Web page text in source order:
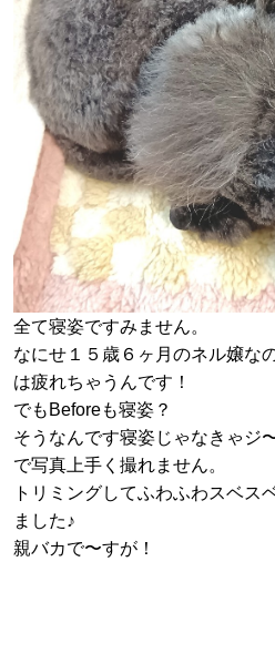
全て寝姿ですみません。
なにせ１５歳６ヶ月のネル嬢な
は疲れちゃうんです！
でもBeforeも寝姿？
そうなんです寝姿じゃなきゃジ
で写真上手く撮れません。
トリミングしてふわふわスベス
ました♪
親バカで〜すが！